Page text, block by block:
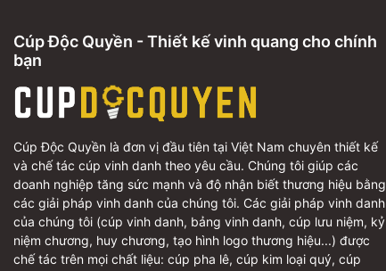
Cúp Độc Quyền - Thiết kế vinh quang cho chính
bạn
Cúp Độc Quyền là đơn vị đầu tiên tại Việt Nam chuyên thiết kế
và chế tác cúp vinh danh theo yêu cầu. Chúng tôi giúp các
doanh nghiệp tăng sức mạnh và độ nhận biết thương hiệu bằng
các giải pháp vinh danh của chúng tôi. Các giải pháp vinh danh
của chúng tôi (cúp vinh danh, bảng vinh danh, cúp lưu niệm, kỷ
niệm chương, huy chương, tạo hình logo thương hiệu...) được
chế tác trên mọi chất liệu: cúp pha lê, cúp kim loại quý, cúp